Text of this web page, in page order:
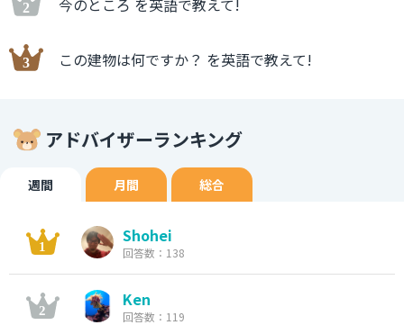
今のところ を英語で教えて!
この建物は何ですか？ を英語で教えて!
アドバイザーランキング
週間 月間 総合
Shohei
回答数：138
Ken
回答数：119